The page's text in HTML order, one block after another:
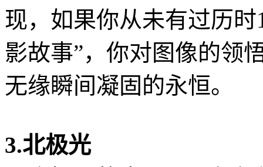
现，如果你从未有过历
影故事”，你对图像的领
无缘瞬间凝固的永恒。
3.北极光